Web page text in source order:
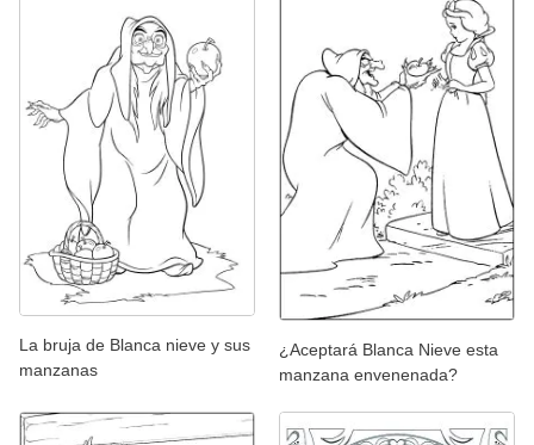
La bruja de Blanca nieve y sus
manzanas
¿Aceptará Blanca Nieve esta
manzana envenenada?